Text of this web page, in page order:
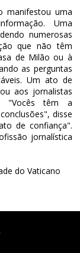
manifestou uma
Uma
numerosas
que não têm
de Milão ou à
as perguntas
Um ato de
aos jornalistas
"Vocês têm a
disse
de confiança".
jornalística
do Vaticano